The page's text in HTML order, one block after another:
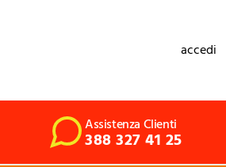
accedi
Assistenza Clienti
388 327 41 25